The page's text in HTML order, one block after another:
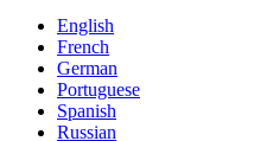
English
French
German
Portuguese
Spanish
Russian